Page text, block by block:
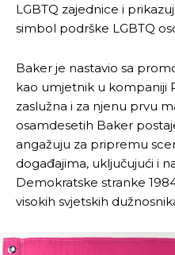
LGBTQ zajednice i
simbol podrške LGBTQ
Baker je nastavio sa
kao umjetnik u kompaniji
zaslužna i za njenu prvu
osamdesetih Baker
angažuju za pripremu
događajima, uključujući i
Demokratske stranke
visokih svjetskih